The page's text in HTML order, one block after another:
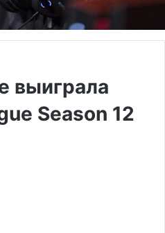
выигралa
Season 12